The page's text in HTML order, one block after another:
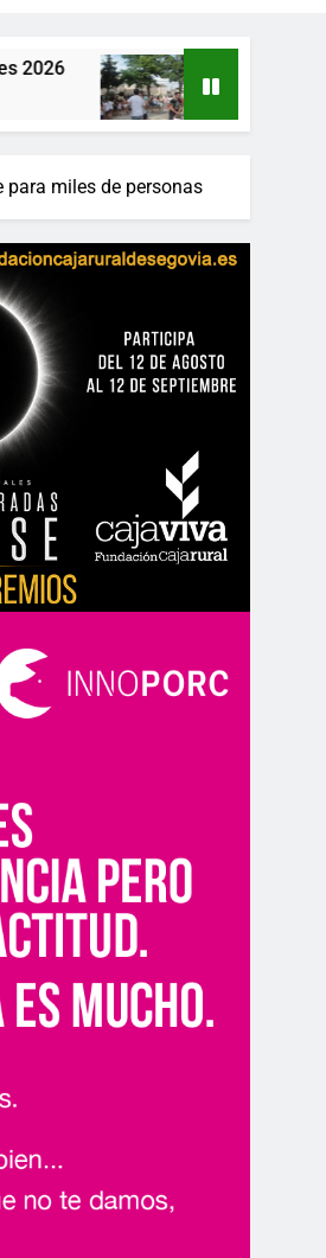
La provincia vibra este fin
17 Horas Atrás
para miles de personas